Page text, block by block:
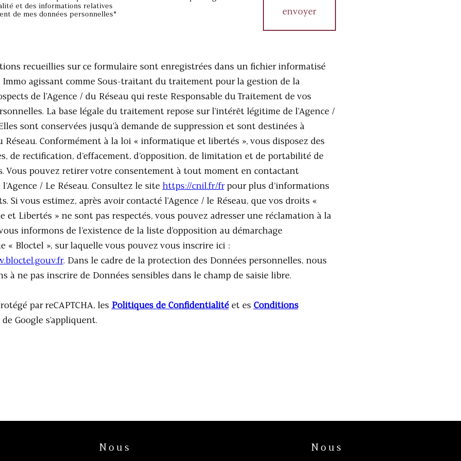
et des informations relatives
de mes données personnelles*
envoyer
recueillies sur ce formulaire sont enregistrées dans un fichier informatisé
Immo agissant comme Sous-traitant du traitement pour la gestion de la
de l'Agence / du Réseau qui reste Responsable du Traitement de vos
La base légale du traitement repose sur l'intérêt légitime de l'Agence /
sont conservées jusqu'à demande de suppression et sont destinées à
Réseau. Conformément à la loi « informatique et libertés », vous disposez des
de rectification, d’effacement, d’opposition, de limitation et de portabilité de
Vous pouvez retirer votre consentement à tout moment en contactant
/ Le Réseau. Consultez le site https://cnil.fr/frpour plus d’informations
Si vous estimez, après avoir contacté l'Agence / le Réseau, que vos droits «
et Libertés » ne sont pas respectés, vous pouvez adresser une réclamation à la
informons de l’existence de la liste d'opposition au démarchage
« Bloctel », sur laquelle vous pouvez vous inscrire ici :
. Dans le cadre de la protection des Données personnelles, nous
à ne pas inscrire de Données sensibles dans le champ de saisie libre.
par reCAPTCHA, les Politiques de Confidentialitéet es Conditions
de Google s'appliquent.
Nous Nous